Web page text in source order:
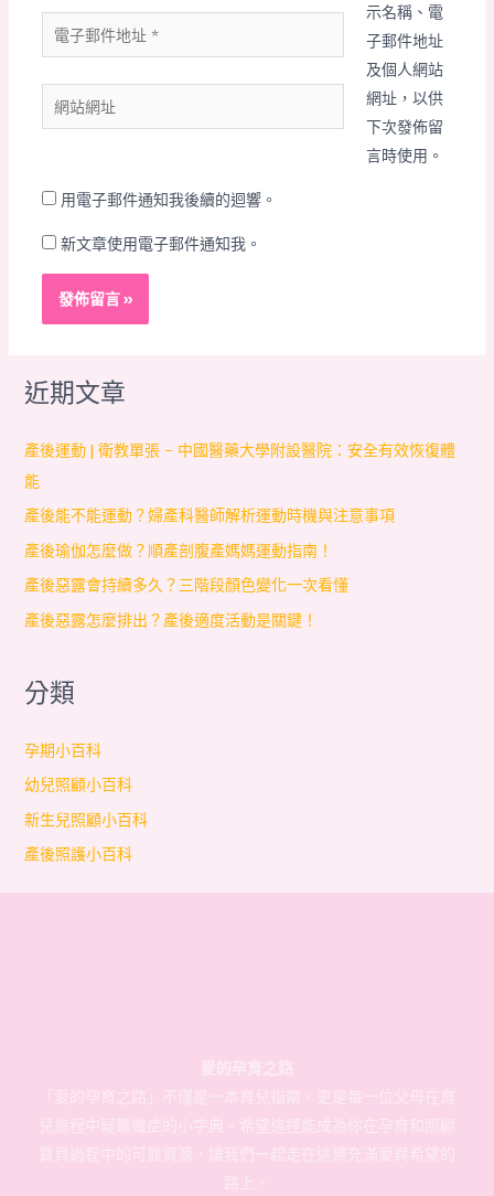
*
電
子
郵
件
*
站
示名稱、電
子郵件地址
及個人網站
網址，以供
下次發佈留
言時使用。
用電子郵件通知我後續的迴響。
新文章使用電子郵件通知我。
近期文章
產後運動 | 衛教單張 – 中國醫藥大學附設醫院：安全有效恢復體
能
產後能不能運動？婦產科醫師解析運動時機與注意事項
產後瑜伽怎麼做？順產剖腹產媽媽運動指南！
產後惡露會持續多久？三階段顏色變化一次看懂
產後惡露怎麼排出？產後適度活動是關鍵！
分類
孕期小百科
幼兒照顧小百科
新生兒照顧小百科
產後照護小百科